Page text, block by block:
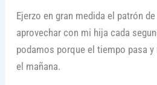
Ejerzo en gran medida el patrón
aprovechar con mi hija cada
podamos porque el tiempo pasa y
el mañana.